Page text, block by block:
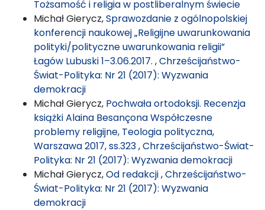
Tożsamość i religia w postliberalnym świecie
Michał Gierycz,Sprawozdanie z ogólnopolskiej
konferencji naukowej „Religijne uwarunkowania
polityki/polityczne uwarunkowania religii”
Łagów Lubuski 1–3.06.2017. ,Chrześcijaństwo-
Świat-Polityka: Nr 21 (2017): Wyzwania
demokracji
Michał Gierycz, Pochwała ortodoksji. Recenzja
książki Alaina Besançona Współczesne
problemy religijne, Teologia polityczna,
Warszawa 2017, ss.323,Chrześcijaństwo-Świat-
Polityka: Nr 21 (2017): Wyzwania demokracji
Michał Gierycz,Od redakcji,Chrześcijaństwo-
Świat-Polityka: Nr 21 (2017): Wyzwania
demokracji